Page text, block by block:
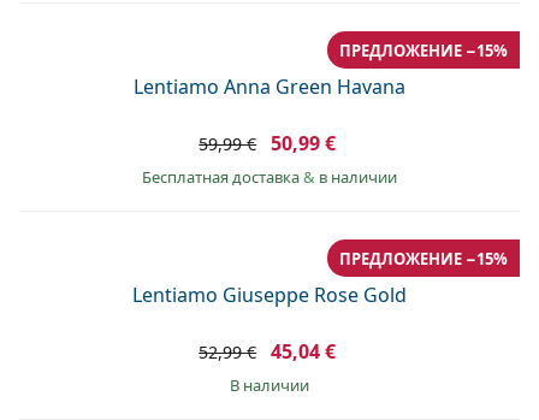
Lentiamo Anna Green Havana
ПРЕДЛОЖЕНИЕ −15%
59,99 € 50,99 €
Бесплатная доставка& в наличии
Lentiamo Giuseppe Rose Gold
ПРЕДЛОЖЕНИЕ −15%
52,99 € 45,04 €
в наличии